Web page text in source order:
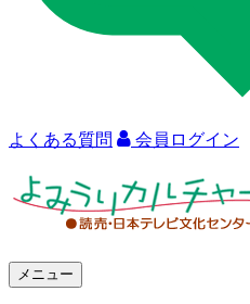
よくある質問 会員ログイン
メニュー